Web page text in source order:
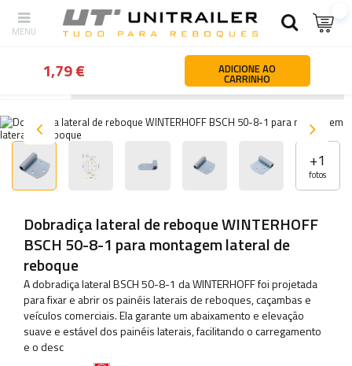
Peças e acessórios para atrelados e
+1
fotos
Dobradiça lateral de reboque WINTERHOFF
BSCH 50-8-1 para montagem lateral de
reboque
A dobradiça lateral BSCH 50-8-1 da WINTERHOFF foi projetada
para fixar e abrir os painéis laterais de reboques, caçambas e
veículos comerciais. Ela garante um abaixamento e elevação
suave e estável dos painéis laterais, facilitando o carregamento
e o desc
1,79 € ADICIONE AO
CARRINHO